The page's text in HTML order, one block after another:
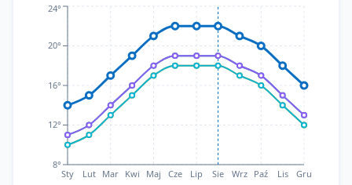
Sty Lut Mar Kwi Maj Cze Lip Sie Wrz Paź Lis Gru
8°
12°
16°
20°
24°